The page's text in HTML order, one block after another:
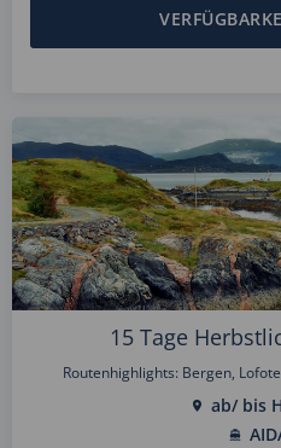
15 Tage
Routenhighlights: Bergen,
ab/ bis